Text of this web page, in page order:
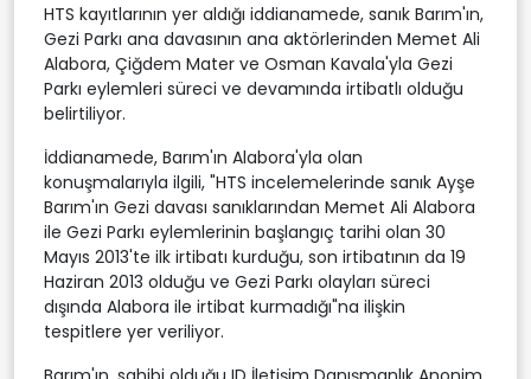
HTS kayıtlarının yer aldığı iddianamede, sanık Barım'ın,
Gezi Parkı ana davasının ana aktörlerinden Memet Ali
Alabora, Çiğdem Mater ve Osman Kavala'yla Gezi
Parkı eylemleri süreci ve devamında irtibatlı olduğu
belirtiliyor.
İddianamede, Barım'ın Alabora'yla olan
konuşmalarıyla ilgili, "HTS incelemelerinde sanık Ayşe
Barım'ın Gezi davası sanıklarından Memet Ali Alabora
ile Gezi Parkı eylemlerinin başlangıç tarihi olan 30
Mayıs 2013'te ilk irtibatı kurduğu, son irtibatının da 19
Haziran 2013 olduğu ve Gezi Parkı olayları süreci
dışında Alabora ile irtibat kurmadığı"na ilişkin
tespitlere yer veriliyor.